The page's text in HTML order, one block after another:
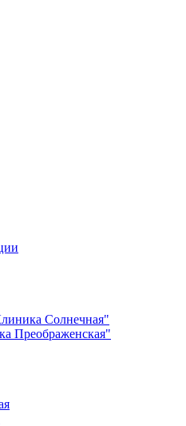
Солнечная"
Преображенская"